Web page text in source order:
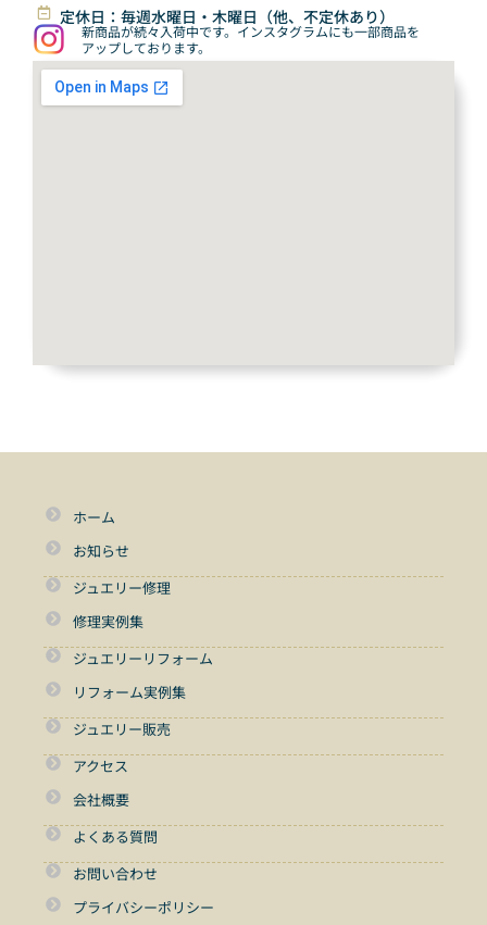
定休日：毎週水曜日・木曜日（他、不定休あり）
新商品が続々入荷中です。インスタグラムにも一部商品を
アップしております。
ホーム
お知らせ
ジュエリー修理
修理実例集
ジュエリーリフォーム
リフォーム実例集
ジュエリー販売
アクセス
会社概要
よくある質問
お問い合わせ
プライバシーポリシー